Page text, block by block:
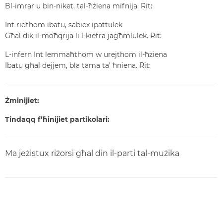
Bl-imrar u bin-niket, tal-ħżiena mifnija. Rit:
Int ridthom ibatu, sabiex ipattulek
Għal dik il-moħqrija li l-kiefra jagħmlulek. Rit:
L-infern Int lemmaħthom w urejthom il-ħżiena
Ibatu għal dejjem, bla tama ta’ ħniena. Rit:
Żminijiet:
Tindaqq f’ħinijiet partikolari:
Ma jeżistux riżorsi għal din il-parti tal-mużika